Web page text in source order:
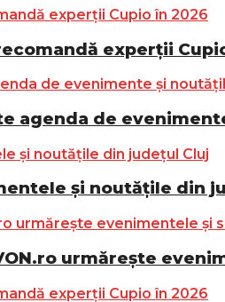
experții
agenda de
și noutățile din
urmărește